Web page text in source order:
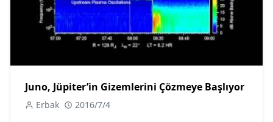
Juno, Jüpiter’in Gizemlerini Çözmeye Başlıyor
Erbak 2016/7/4